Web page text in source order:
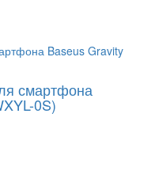
смартфона
0S)